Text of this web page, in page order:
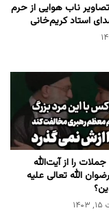
ناب هوایی از حرم
استاد کریم‌خانی
جملات را از آیت‌الله
الله تعالی علیه